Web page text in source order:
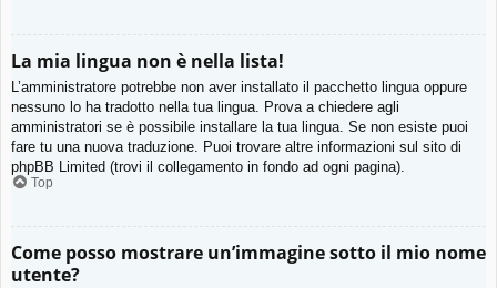
La mia lingua non è nella lista!
L’amministratore potrebbe non aver installato il pacchetto lingua oppure
nessuno lo ha tradotto nella tua lingua. Prova a chiedere agli
amministratori se è possibile installare la tua lingua. Se non esiste puoi
fare tu una nuova traduzione. Puoi trovare altre informazioni sul sito di
phpBB Limited (trovi il collegamento in fondo ad ogni pagina).
Top
Come posso mostrare un’immagine sotto il mio nome
utente?